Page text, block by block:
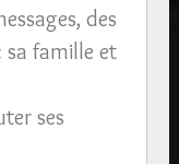
des
sa famille et
ses